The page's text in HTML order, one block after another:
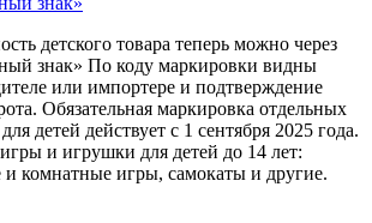
детского товара теперь можно через
знак» По коду маркировки видны
или импортере и подтверждение
Обязательная маркировка отдельных
детей действует с 1 сентября 2025 года.
и игрушки для детей до 14 лет:
комнатные игры, самокаты и другие.